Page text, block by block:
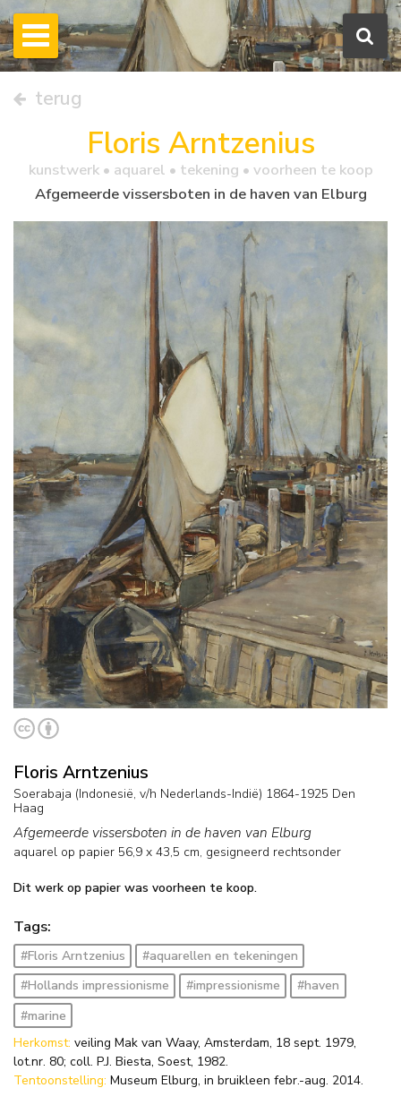
terug
Floris Arntzenius
kunstwerk • aquarel • tekening • voorheen te koop
Afgemeerde vissersboten in de haven van Elburg
Floris Arntzenius
Soerabaja (Indonesië, v/h Nederlands-Indië) 1864-1925 Den
Haag
Afgemeerde vissersboten in de haven van Elburg
aquarel op papier 56,9 x 43,5 cm, gesigneerd rechtsonder
Dit werk op papier was voorheen te koop.
Tags:
#Floris Arntzenius
#aquarellen en tekeningen
#Hollands impressionisme
#impressionisme
#haven
#marine
Herkomst: veiling Mak van Waay, Amsterdam, 18 sept. 1979,
lot.nr. 80; coll. P.J. Biesta, Soest, 1982.
Tentoonstelling: Museum Elburg, in bruikleen febr.-aug. 2014.